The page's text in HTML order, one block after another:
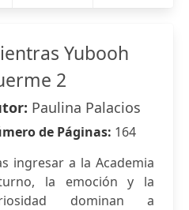
Yubooh
2
Paulina Palacios
de Páginas: 164
ingresar a la Academia
la emoción y la
dominan a